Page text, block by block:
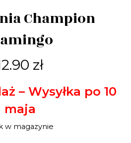
Champion
zł
– Wysyłka po 10
maja
w magazynie